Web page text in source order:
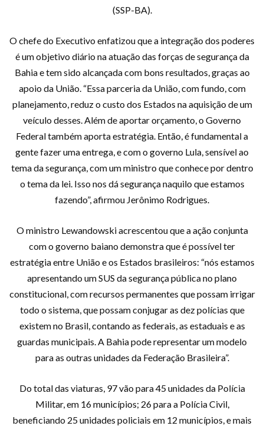
(SSP-BA).
O chefe do Executivo enfatizou que a integração dos poderes
é um objetivo diário na atuação das forças de segurança da
Bahia e tem sido alcançada com bons resultados, graças ao
apoio da União. “Essa parceria da União, com fundo, com
planejamento, reduz o custo dos Estados na aquisição de um
veículo desses. Além de aportar orçamento, o Governo
Federal também aporta estratégia. Então, é fundamental a
gente fazer uma entrega, e com o governo Lula, sensível ao
tema da segurança, com um ministro que conhece por dentro
o tema da lei. Isso nos dá segurança naquilo que estamos
fazendo”, afirmou Jerônimo Rodrigues.
O ministro Lewandowski acrescentou que a ação conjunta
com o governo baiano demonstra que é possível ter
estratégia entre União e os Estados brasileiros: “nós estamos
apresentando um SUS da segurança pública no plano
constitucional, com recursos permanentes que possam irrigar
todo o sistema, que possam conjugar as dez polícias que
existem no Brasil, contando as federais, as estaduais e as
guardas municipais. A Bahia pode representar um modelo
para as outras unidades da Federação Brasileira”.
Do total das viaturas, 97 vão para 45 unidades da Polícia
Militar, em 16 municípios; 26 para a Polícia Civil,
beneficiando 25 unidades policiais em 12 municípios, e mais